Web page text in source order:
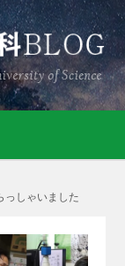
っしゃいました